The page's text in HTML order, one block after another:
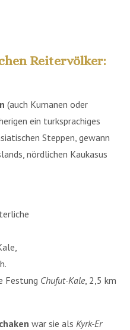
Reitervölker:
(auch Kumanen oder
ein turksprachiges
Steppen, gewann
nördlichen Kaukasus
Festung Chufut-Kale, 2,5 km
war sie als Kyrk-Er